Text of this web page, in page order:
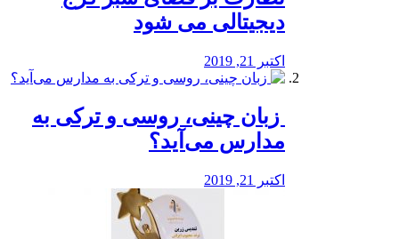
دیجیتالی می شود
اکتبر 21, 2019
️ زبان چینی، روسی و ترکی به
مدارس می‌آید؟
اکتبر 21, 2019